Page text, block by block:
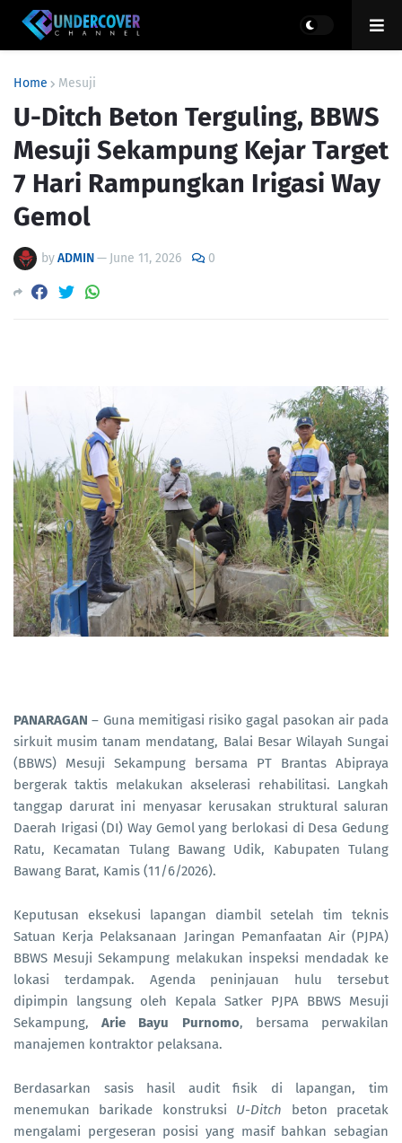
Home Mesuji
U-Ditch Beton Terguling, BBWS
Mesuji Sekampung Kejar Target
7 Hari Rampungkan Irigasi Way
Gemol
byADMIN— June 11, 2026 0
PANARAGAN – Guna memitigasi risiko gagal pasokan air pada
sirkuit musim tanam mendatang, Balai Besar Wilayah Sungai
(BBWS) Mesuji Sekampung bersama PT Brantas Abipraya
bergerak taktis melakukan akselerasi rehabilitasi. Langkah
tanggap darurat ini menyasar kerusakan struktural saluran
Daerah Irigasi (DI) Way Gemol yang berlokasi di Desa Gedung
Ratu, Kecamatan Tulang Bawang Udik, Kabupaten Tulang
Bawang Barat, Kamis (11/6/2026).
Keputusan eksekusi lapangan diambil setelah tim teknis
Satuan Kerja Pelaksanaan Jaringan Pemanfaatan Air (PJPA)
BBWS Mesuji Sekampung melakukan inspeksi mendadak ke
lokasi terdampak. Agenda peninjauan hulu tersebut
dipimpin langsung oleh Kepala Satker PJPA BBWS Mesuji
Sekampung,Arie Bayu Purnomo, bersama perwakilan
manajemen kontraktor pelaksana.
Berdasarkan sasis hasil audit fisik di lapangan, tim
menemukan barikade konstruksi U-Ditch beton pracetak
mengalami pergeseran posisi yang masif bahkan sebagian